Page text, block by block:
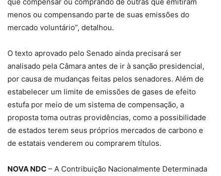
menos ou compensando parte de suas emissões do
mercado voluntário”, detalhou.
O texto aprovado pelo Senado ainda precisará ser
analisado pela Câmara antes de ir à sanção presidencial,
por causa de mudanças feitas pelos senadores. Além de
estabelecer um limite de emissões de gases de efeito
estufa por meio de um sistema de compensação, a
proposta toma outras providências, como a possibilidade
de estados terem seus próprios mercados de carbono e
de estatais venderem ou comprarem títulos.
NOVA NDC – A Contribuição Nacionalmente Determinada